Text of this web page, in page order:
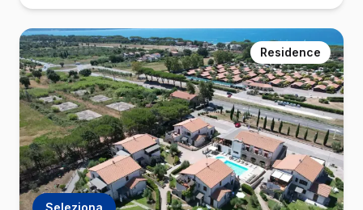
Residence
Seleziona